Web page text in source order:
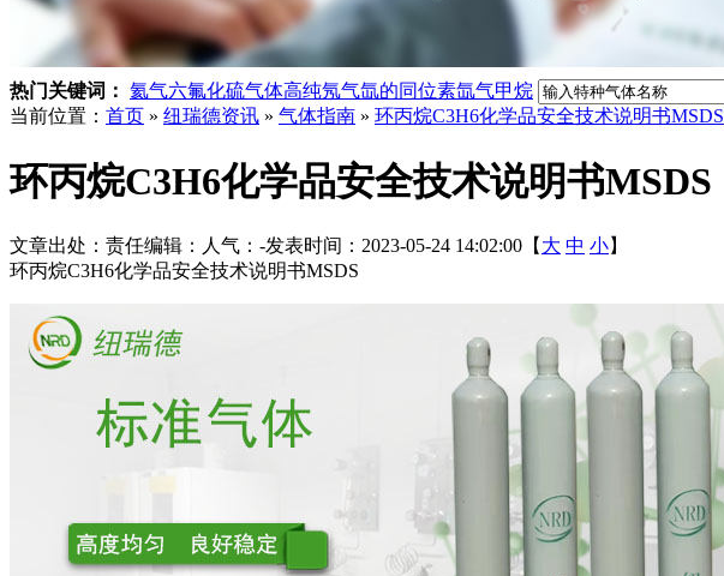
热门关键词： 氦气六氟化硫气体高纯氖气氙的同位素氙气甲烷
当前位置： 首页 » 纽瑞德资讯 » 气体指南 » 环丙烷C3H6化学品安全技术说明书MSDS
环丙烷C3H6化学品安全技术说明书MSDS
文章出处： 责任编辑： 人气： -发表时间：2023-05-24 14:02:00【 大 中 小】
环丙烷C3H6化学品安全技术说明书MSDS